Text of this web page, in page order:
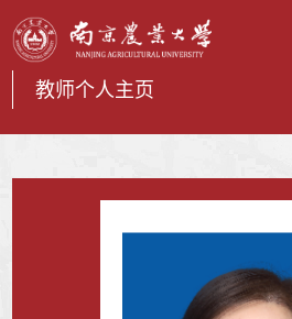
教师个人主页